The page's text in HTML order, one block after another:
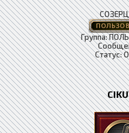
Группа:
Статус: